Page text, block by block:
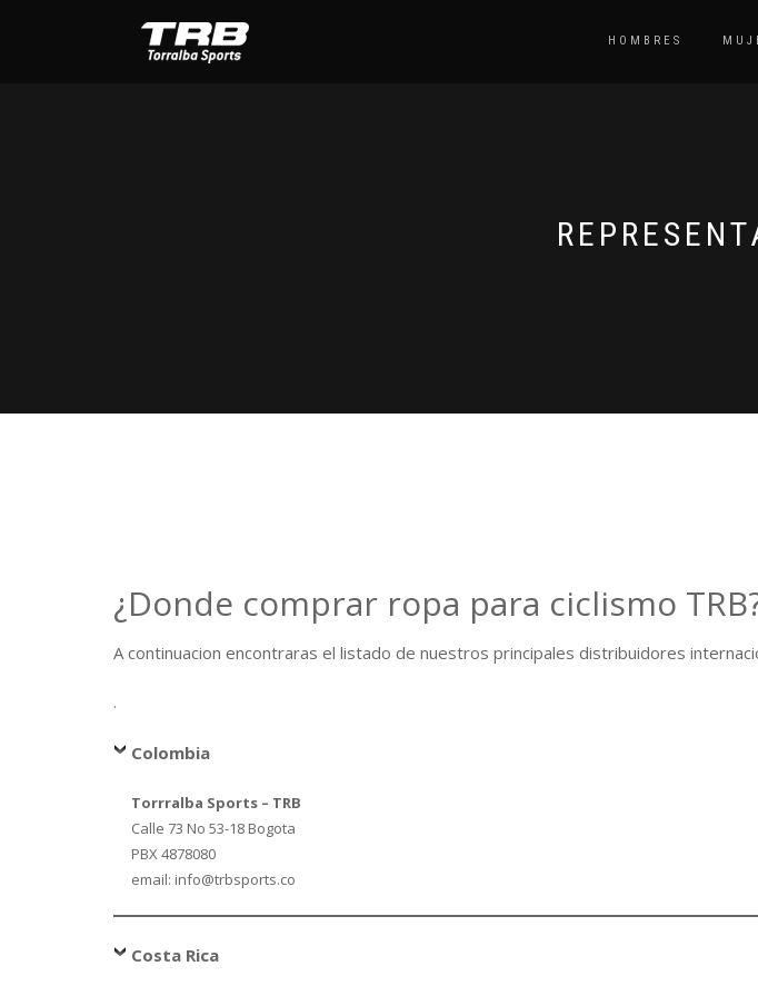
HOMBRES
¿Donde comprar ropa para ciclismo
A continuacion encontraras el listado de nuestros principales distribuidores
.
Colombia
Torrralba Sports – TRB
Calle 73 No 53-18 Bogota
PBX 4878080
email: info@trbsports.co
Costa Rica